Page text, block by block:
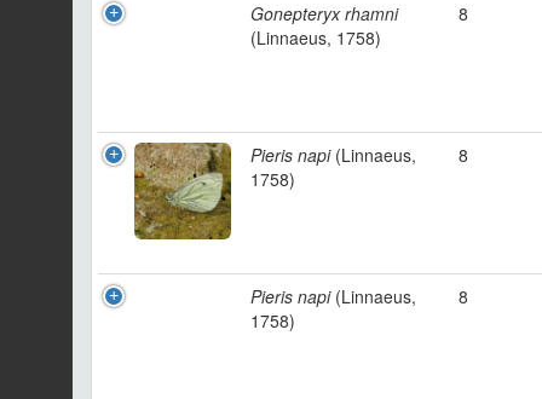
Gonepteryx rhamni
(Linnaeus, 1758)
8
Pieris napi(Linnaeus,
1758)
8
Pieris napi(Linnaeus,
1758)
8